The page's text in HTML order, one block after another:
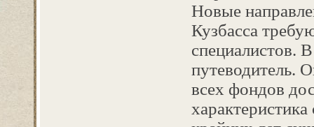
Новые
Кузбасса
специалистов.
путеводитель.
всех фондов